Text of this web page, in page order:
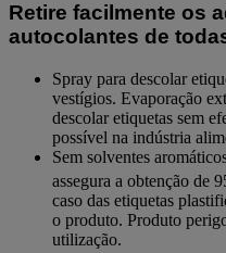
de
classificação.
Read
Review.
mesma
Retire facilmente os
autocolantes de
Spray para descolar
vestígios. Evaporação
descolar etiquetas sem
possível na indústria
Sem solventes
assegura a obtenção de
caso das etiquetas
o produto. Produto
utilização.